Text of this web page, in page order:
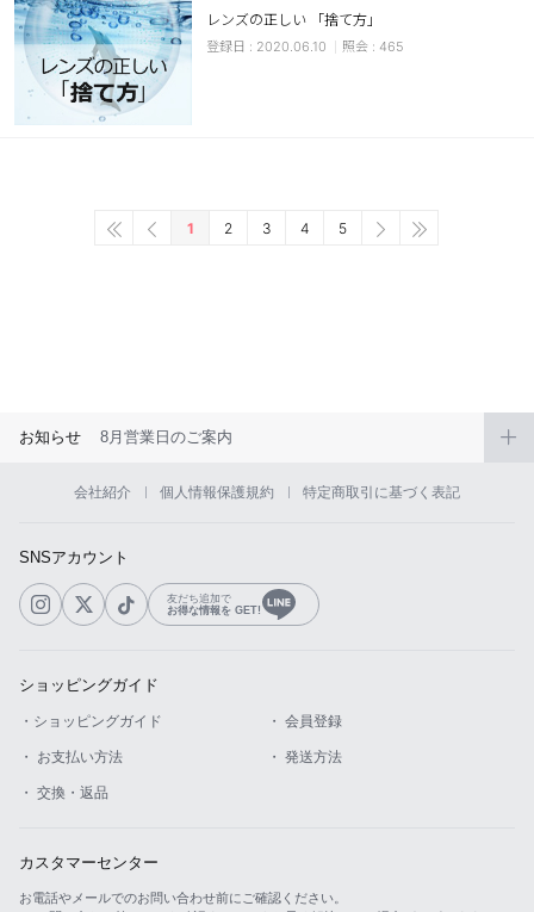
レンズの正しい 「捨て方」
2020.06.10 465
1 2 3 4 5
お知らせ 8月営業日のご案内
会社紹介 個人情報保護規約 特定商取引に基づく表記
SNSアカウント
友だち追加で
お得な情報を GET!
ショッピングガイド
・ショッピングガイド ・ 会員登録
・ お支払い方法 ・ 発送方法
・ 交換・返品
カスタマーセンター
お電話やメールでのお問い合わせ前にご確認ください。